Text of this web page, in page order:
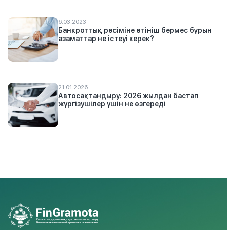
6.03.2023
Банкроттық рәсіміне өтініш бермес бұрын
азаматтар не істеуі керек?
21.01.2026
Автосақтандыру: 2026 жылдан бастап
жүргізушілер үшін не өзгереді